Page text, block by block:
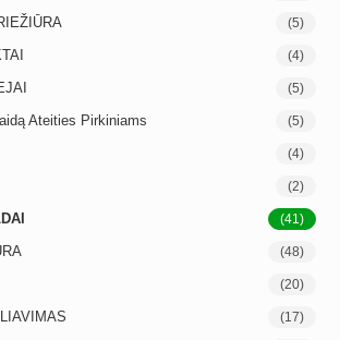
(5)
(4)
(5)
Ateities Pirkiniams (5)
(4)
(2)
(41)
(48)
(20)
(17)